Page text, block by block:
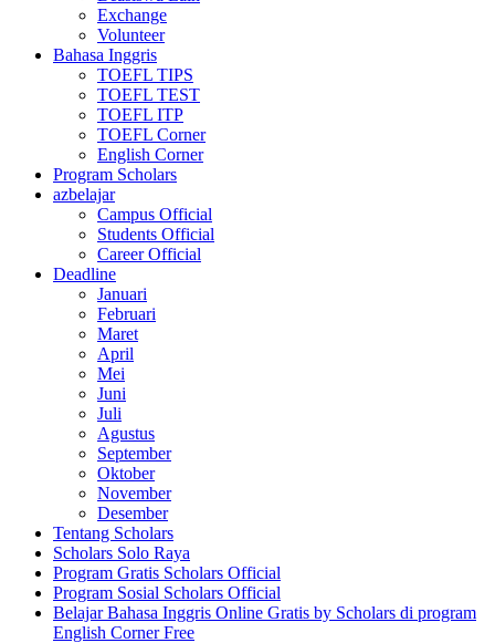
Exchange
Volunteer
Bahasa Inggris
TOEFL TIPS
TOEFL TEST
TOEFL ITP
TOEFL Corner
English Corner
Program Scholars
azbelajar
Campus Official
Students Official
Career Official
Deadline
Januari
Februari
Maret
April
Mei
Juni
Juli
Agustus
September
Oktober
November
Desember
Tentang Scholars
Scholars Solo Raya
Program Gratis Scholars Official
Program Sosial Scholars Official
Belajar Bahasa Inggris Online Gratis by Scholars di program
English Corner Free